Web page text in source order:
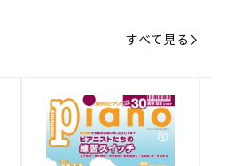
すべて見る